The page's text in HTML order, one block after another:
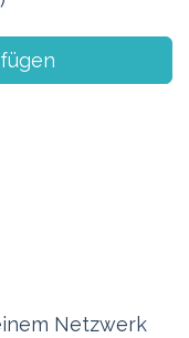
Netzwerk